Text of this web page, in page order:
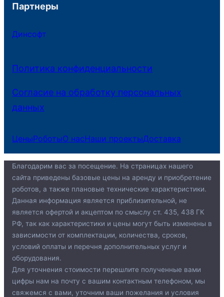
Партнеры
Динсофт
Политика конфиденциальности
Согласие на обработку персональных
данных
ЦеныРоботыО насНаши проектыДоставка
Благодарим вас за посещение. На страницах нашего
сайта приведены базовые цены на аренду и приобретение
роботов, а также плановые технические характеристики.
Данная информация является приблизительной, не
является офертой и акцептом по смыслу ст. 435, 438 ГК
РФ, так как характеристики и цены могут быть изменены в
зависимости от комплектации, количества, сроков,
условий оплаты и перечня дополнительных услуг и
оборудования.
Для уточнения стоимости перешлите полученные вами
цифры нам на почту c вашим контактным телефоном, мы
свяжемся с вами, уточним ваши пожелания и условия